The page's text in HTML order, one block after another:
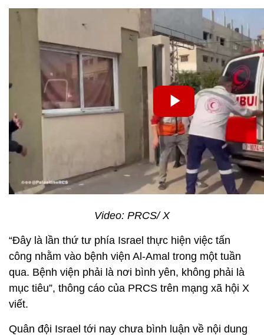
Video: PRCS/ X
“Đây là lần thứ tư phía Israel thực hiện việc tấn
công nhằm vào bệnh viện Al-Amal trong một tuần
qua. Bệnh viện phải là nơi bình yên, không phải là
mục tiêu”, thông cáo của PRCS trên mạng xã hội X
viết.
Quân đội Israel tới nay chưa bình luận về nội dung